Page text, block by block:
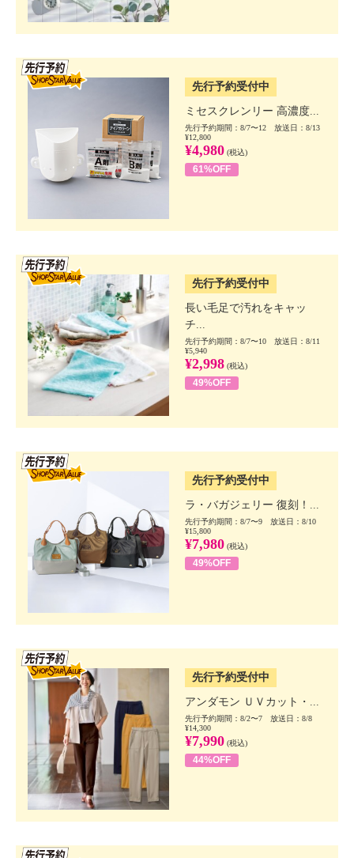
先行予約受付中
ミセスクレンリー 高濃度...
先行予約期間：8/7〜12 放送日：8/13
¥12,800
¥4,980 (税込)
61%OFF
先行予約受付中
長い毛足で汚れをキャッ
チ...
先行予約期間：8/7〜10 放送日：8/11
¥5,940
¥2,998 (税込)
49%OFF
先行予約受付中
ラ・バガジェリー 復刻！...
先行予約期間：8/7〜9 放送日：8/10
¥15,800
¥7,980 (税込)
49%OFF
先行予約受付中
アンダモン ＵＶカット・...
先行予約期間：8/2〜7 放送日：8/8
¥14,300
¥7,990 (税込)
44%OFF